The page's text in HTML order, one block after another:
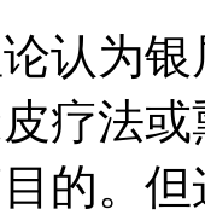
认为
疗法
的。